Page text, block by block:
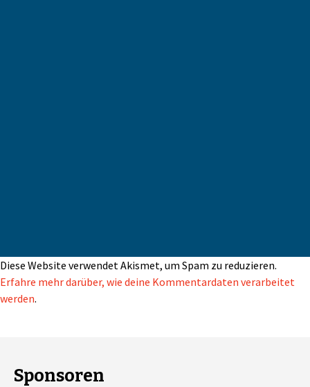
Diese Website verwendet Akismet, um Spam zu reduzieren.
Erfahre mehr darüber, wie deine Kommentardaten verarbeitet
werden.
Sponsoren